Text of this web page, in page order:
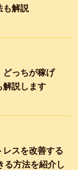
も解説
どっちが稼げ
解説します
スを改善する
る方法を紹介し